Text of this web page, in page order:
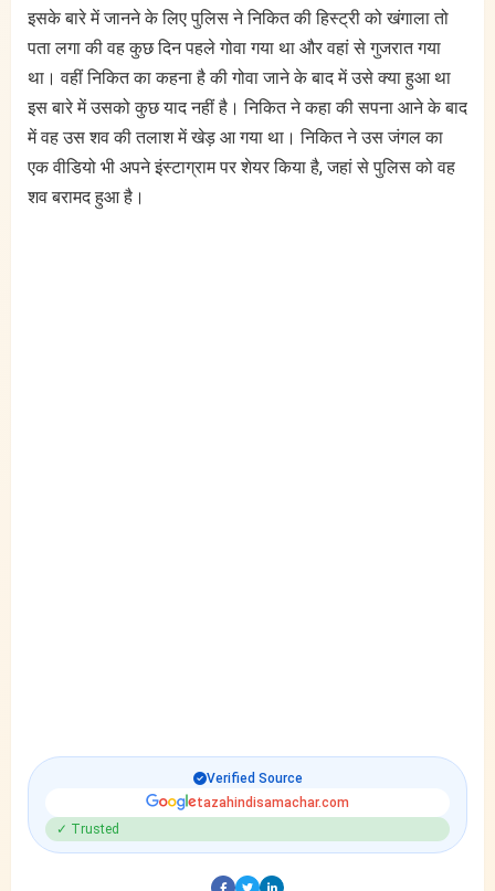
इसके बारे में जानने के लिए पुलिस ने निकित की हिस्ट्री को खंगाला तो
पता लगा की वह कुछ दिन पहले गोवा गया था और वहां से गुजरात गया
था। वहीं निकित का कहना है की गोवा जाने के बाद में उसे क्या हुआ था
इस बारे में उसको कुछ याद नहीं है। निकित ने कहा की सपना आने के बाद
में वह उस शव की तलाश में खेड़ आ गया था। निकित ने उस जंगल का
एक वीडियो भी अपने इंस्टाग्राम पर शेयर किया है, जहां से पुलिस को वह
शव बरामद हुआ है।
Verified Source
tazahindisamachar.com
✓ Trusted